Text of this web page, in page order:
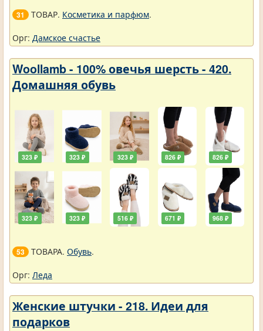
31 ТОВАР. Косметика и парфюм.
Орг: Дамское счастье
Woollamb - 100% овечья шерсть - 420.
Домашняя обувь
323 ₽
323 ₽
323 ₽
323 ₽
323 ₽
516 ₽
826 ₽
671 ₽
826 ₽
968 ₽
53 ТОВАРА. Обувь.
Орг: Леда
Женские штучки - 218. Идеи для
подарков